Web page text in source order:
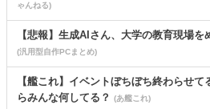
ゃんねる)
【悲報】生成AIさん、大学の教育現場を
(汎用型自作PCまとめ)
【艦これ】イベントぼちぼち終わらせ
らみんな何してる？
(あ艦これ)